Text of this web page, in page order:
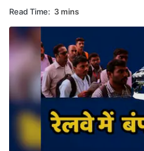
Read Time: 3 mins